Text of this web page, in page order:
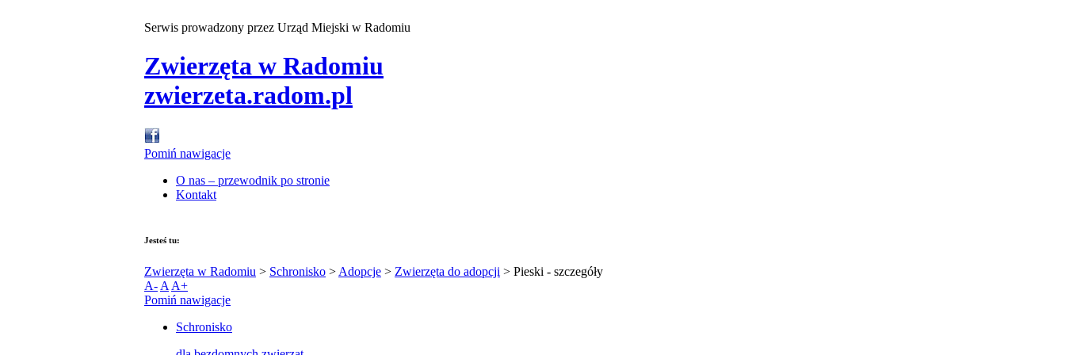
Serwis prowadzony przez Urząd Miejski w Radomiu
Zwierzęta w Radomiu
zwierzeta.radom.pl
Pomiń nawigacje
O nas – przewodnik po stronie
Kontakt
Jesteś tu:
Zwierzęta w Radomiu > Schronisko > Adopcje > Zwierzęta do adopcji > Pieski - szczegóły
A- A A+
Pomiń nawigacje
Schronisko